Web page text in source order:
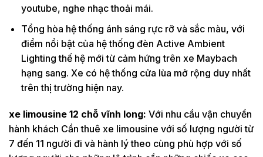
youtube, nghe nhạc thoải mái.
Tổng hòa hệ thống ánh sáng rực rỡ và sắc màu, với
điểm nổi bật của hệ thống đèn Active Ambient
Lighting thế hệ mới từ cảm hứng trên xe Maybach
hạng sang. Xe có hệ thống cửa lùa mở rộng duy nhất
trên thị trường hiện nay.
xe limousine 12 chỗ vĩnh long: Với nhu cầu vận chuyển
hành khách Cần thuê xe limousine với số lượng người từ
7 đến 11 người đi và hành lý theo cùng phù hợp với số